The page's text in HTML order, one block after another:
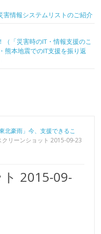
害情報システムリストのご紹介
「災害時のIT・情報支援のこ
熊本地震でのIT支援を振り返
北豪雨」今、支援できるこ
クリーンショット 2015-09-23
2015-09-